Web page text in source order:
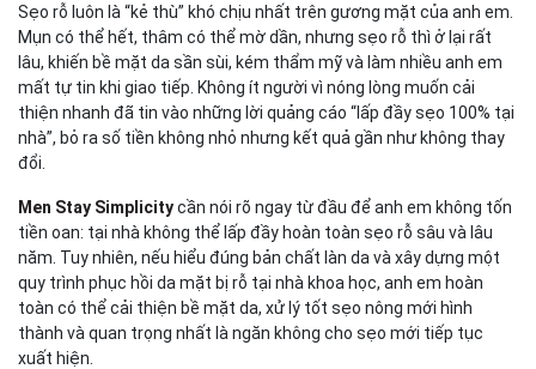
chăm sóc tại nhà
Vì sao da sau laser cần phục hồi nghiêm ngặt hơn da sau
nặn mụn?
Những điều bắt buộc phải làm sau điều trị sẹo tại clinic
Kết luận
Sẹo rỗ luôn là “kẻ thù” khó chịu nhất trên gương mặt của anh em.
Mụn có thể hết, thâm có thể mờ dần, nhưng sẹo rỗ thì ở lại rất
lâu, khiến bề mặt da sần sùi, kém thẩm mỹ và làm nhiều anh em
mất tự tin khi giao tiếp. Không ít người vì nóng lòng muốn cải
thiện nhanh đã tin vào những lời quảng cáo “lấp đầy sẹo 100% tại
nhà”, bỏ ra số tiền không nhỏ nhưng kết quả gần như không thay
đổi.
Men Stay Simplicitycần nói rõ ngay từ đầu để anh em không tốn
tiền oan: tại nhà không thể lấp đầy hoàn toàn sẹo rỗ sâu và lâu
năm. Tuy nhiên, nếu hiểu đúng bản chất làn da và xây dựng một
quy trình phục hồi da mặt bị rỗ tại nhà khoa học, anh em hoàn
toàn có thể cải thiện bề mặt da, xử lý tốt sẹo nông mới hình
thành và quan trọng nhất là ngăn không cho sẹo mới tiếp tục
xuất hiện.